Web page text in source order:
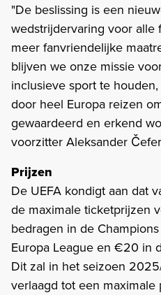
"De beslissing is een
wedstrijdervaring voor
meer fanvriendelijke
blijven we onze missie
inclusieve sport te
door heel Europa reizen
gewaardeerd en erkend
voorzitter Aleksander
Prijzen
De UEFA kondigt aan dat
de maximale ticketprijzen
bedragen in de
Europa League en €20 in
Dit zal in het seizoen
verlaagd tot een